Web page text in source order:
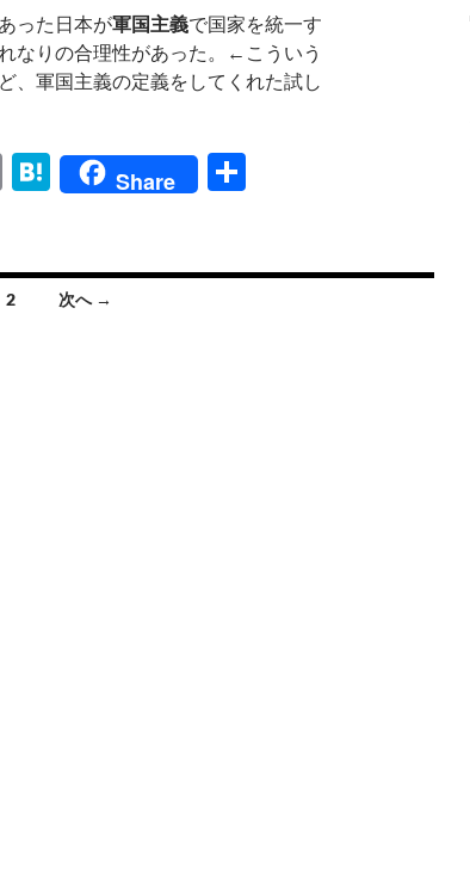
った日本が軍国主義で国家を統一す
なりの合理性があった。←こういう
、軍国主義の定義をしてくれた試し
C
y
H
at
n
a
Share
2 次へ →